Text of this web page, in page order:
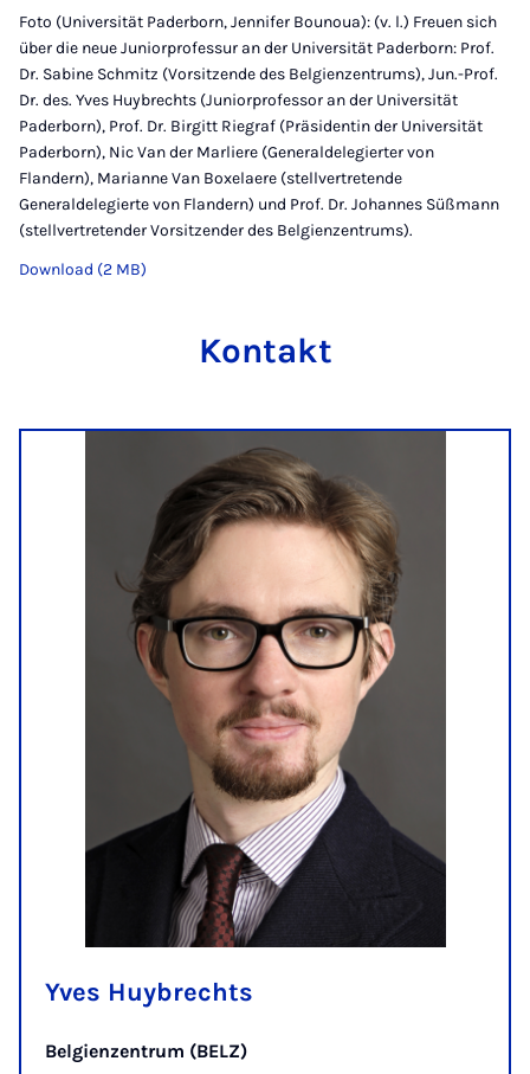
Foto (Universität Paderborn, Jennifer Bounoua): (v. l.) Freuen sich
über die neue Juniorprofessur an der Universität Paderborn: Prof.
Dr. Sabine Schmitz (Vorsitzende des Belgienzentrums), Jun.-Prof.
Dr. des. Yves Huybrechts (Juniorprofessor an der Universität
Paderborn), Prof. Dr. Birgitt Riegraf (Präsidentin der Universität
Paderborn), Nic Van der Marliere (Generaldelegierter von
Flandern), Marianne Van Boxelaere (stellvertretende
Generaldelegierte von Flandern) und Prof. Dr. Johannes Süßmann
(stellvertretender Vorsitzender des Belgienzentrums).
Download (2 MB)
Kontakt
Yves Huybrechts
Belgienzentrum (BELZ)